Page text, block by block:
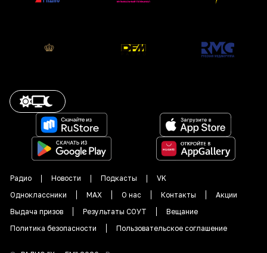
Радио Новости Подкасты
VK
Одноклассники
MAX О нас Контакты
Акции
Выдача призов
Результаты СОУТ
Вещание
Политика безопасности
Пользовательское соглашение